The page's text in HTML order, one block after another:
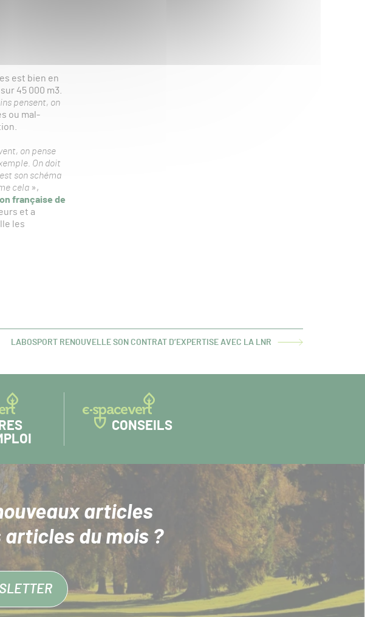
est bien en
45 000 m3.
pensent, on
ou mal-
on pense
On doit
son schéma
cela »,
française de
et a
les
ARTICLE
LABOSPORT RENOUVELLE SON CONTRAT D’EXPERTISE AVEC LA LNR
CONSEILS
articles
du mois ?